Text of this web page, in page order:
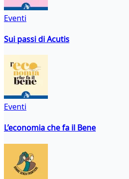
Eventi
Sui passi di Acutis
Eventi
L’economia che fa il Bene